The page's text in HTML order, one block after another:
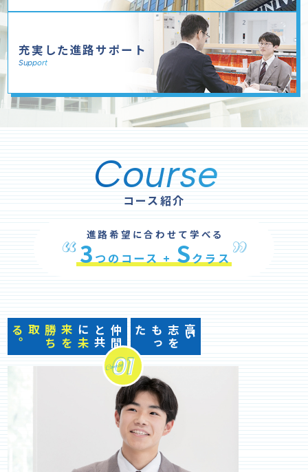
充実した進路サポート
Support
Course
コース紹介
進路希望に合わせて学べる
3つのコース +Sクラス
高
い
志
を
も
っ
た
仲
間
と
共
に
未
来 を
勝 ち
取る
。